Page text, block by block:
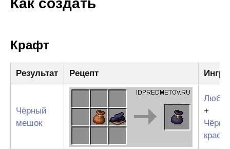
Как создать
Крафт
Результат Рецепт
Чёрный
мешок
+